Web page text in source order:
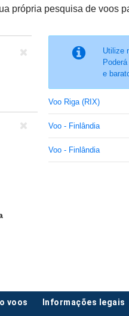
própria pesquisa de voos
Utilize
e
Voo Riga (RIX)
Voo - Finlândia
Voo - Finlândia
voos informações legais